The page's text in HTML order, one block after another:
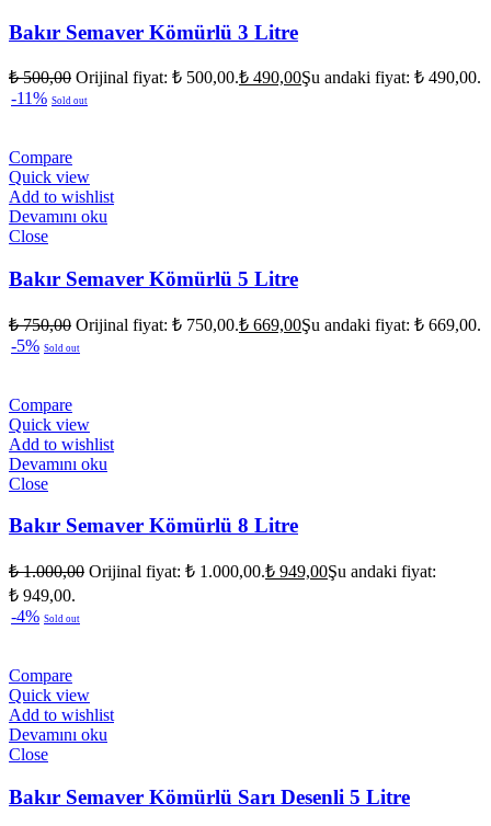
Bakır Semaver Kömürlü 3 Litre
₺500,00 Orijinal fiyat: ₺ 500,00.₺ 490,00Şu andaki fiyat: ₺ 490,00.
-11% Sold out
Compare
Quick view
Add to wishlist
Devamını oku
Close
Bakır Semaver Kömürlü 5 Litre
₺750,00 Orijinal fiyat: ₺ 750,00.₺ 669,00Şu andaki fiyat: ₺ 669,00.
-5% Sold out
Compare
Quick view
Add to wishlist
Devamını oku
Close
Bakır Semaver Kömürlü 8 Litre
₺1.000,00 Orijinal fiyat: ₺ 1.000,00.₺ 949,00Şu andaki fiyat:
₺ 949,00.
-4% Sold out
Compare
Quick view
Add to wishlist
Devamını oku
Close
Bakır Semaver Kömürlü Sarı Desenli 5 Litre